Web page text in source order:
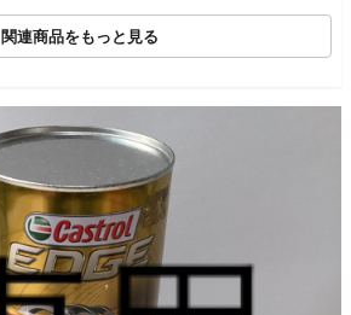
関連商品をもっと見る